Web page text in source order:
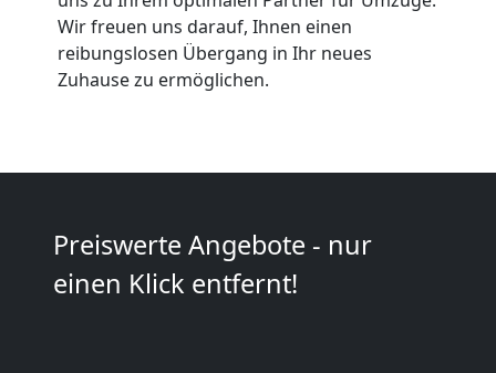
Wir freuen uns darauf, Ihnen einen
reibungslosen Übergang in Ihr neues
Zuhause zu ermöglichen.
Preiswerte Angebote - nur
einen Klick entfernt!
Möbeltaxi
Kleintransport
Traun